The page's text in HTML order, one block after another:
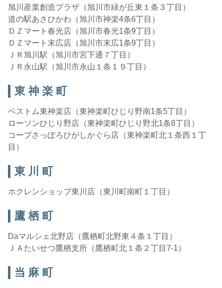
旭川産業創造プラザ（旭川市緑が丘東１条３丁目）
道の駅あさひかわ（旭川市神楽4条6丁目）
ＤＺマート春光店（旭川市春光1条9丁目）
ＤＺマート末広店（旭川市末広1条9丁目）
ＪＲ旭川駅（旭川市宮下通７丁目）
ＪＲ永山駅（旭川市永山１条１９丁目）
東 神 楽 町
ベストム東神楽店（東神楽町ひじり野南1条5丁目）
ローソンひじり野店（東神楽町ひじり野北1条8丁目）
コープさっぽろひがしかぐら店（東神楽町北１条西１丁
目）
東 川 町
ホクレンショップ東川店（東川町南町１丁目）
鷹 栖 町
Daマルシェ北野店（鷹栖町北野東４条１丁目）
ＪＡたいせつ鷹栖支所（鷹栖町北１条２丁目7-1）
当 麻 町